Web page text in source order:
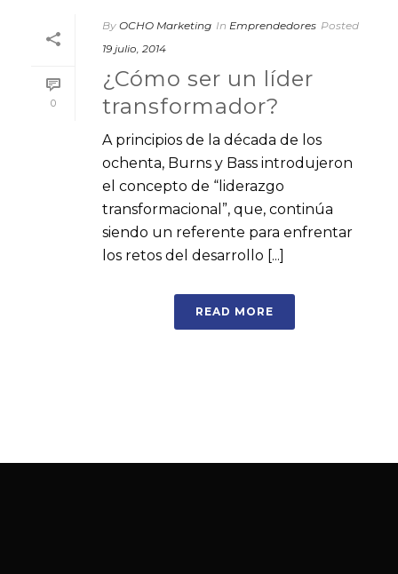
0
By OCHO Marketing In Emprendedores Posted
19 julio, 2014
¿Cómo ser un líder
transformador?
A principios de la década de los
ochenta, Burns y Bass introdujeron
el concepto de “liderazgo
transformacional”, que, continúa
siendo un referente para enfrentar
los retos del desarrollo [...]
READ MORE